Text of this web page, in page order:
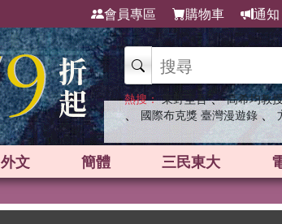
會員專區 購物車 通知
熱搜： 東野圭吾 、 高希均教
、 國際布克獎 臺灣漫遊錄 、
外文 簡體 三民東大